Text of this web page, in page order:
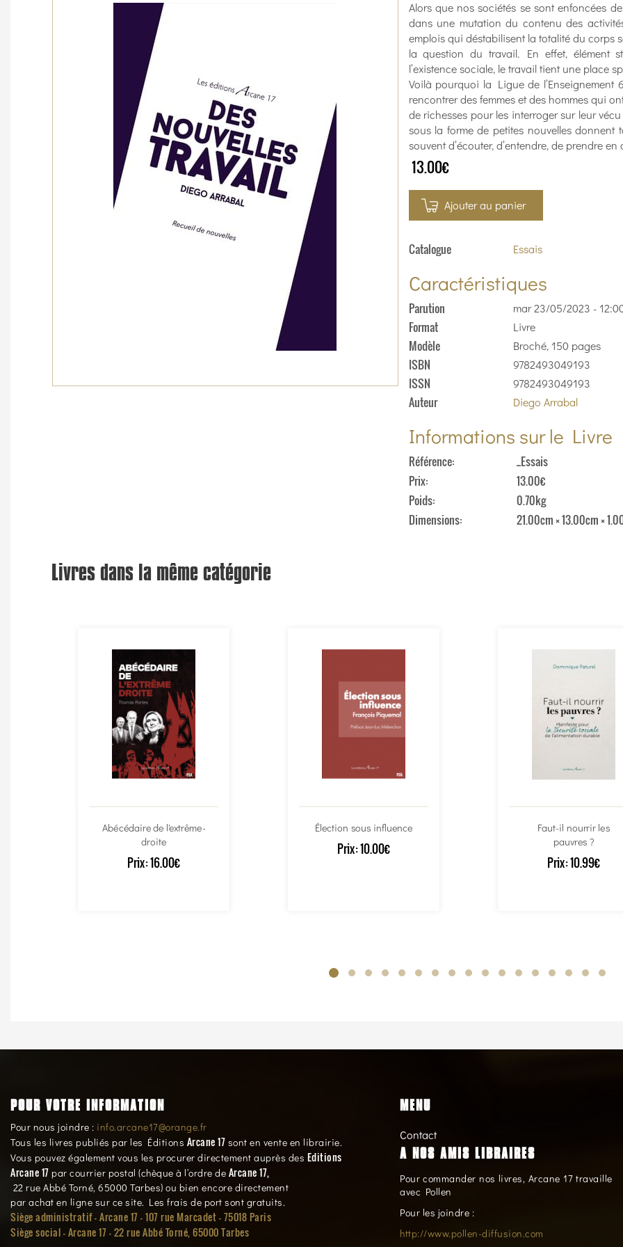
Alors que nos sociétés se sont enfoncées
dans une mutation du contenu des
emplois qui déstabilisent la totalité du corps
la question du travail. En effet, élément
l’existence sociale, le travail tient une place
Voilà pourquoi la Ligue de
rencontrer des femmes et des hommes qui
de richesses pour les interroger sur leur
sous la forme de petites nouvelles
souvent d’écouter, d’entendre, de prendre en
13.00€
Ajouter au panier
Catalogue Essais
Caractéristiques
Parution mar 23/05/2023 -
Format Livre
Modèle Broché, 150 pages
ISBN 9782493049193
ISSN 9782493049193
Auteur Diego Arrabal
Informations sur le Livre
Référence
_Essais
Prix
13.00€
Poids
0.70kg
Dimensions
21.00cm × 13.00cm ×
Livres dans la même catégorie
Abécédaire de l'extrême-
droite
Prix:16.00€
Élection sous influence
Prix:10.00€
Faut-il nourrir les
pauvres ?
Prix:10.99€
POUR VOTRE INFORMATION
Pour nous joindre : info.arcane17@orange.fr
Tous les livres publiés par les Éditions Arcane 17 sont en vente en librairie.
Vous pouvez également vous les procurer directement auprès des Editions
Arcane 17 par courrier postal (chèque à l’ordre de Arcane 17,
22 rue Abbé Torné, 65000 Tarbes) ou bien encore directement
par achat en ligne sur ce site. Les frais de port sont gratuits.
Siège administratif - Arcane 17 - 107 rue Marcadet - 75018 Paris
Siège social -Arcane 17 - 22 rue Abbé Torné, 65000 Tarbes
MENU
Contact
A NOS AMIS LIBRAIRES
Pour commander nos livres, Arcane 17 travaille
avec Pollen
Pour les joindre :
http://www.pollen-diffusion.com